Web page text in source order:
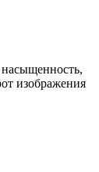
насыщенность,
изображения